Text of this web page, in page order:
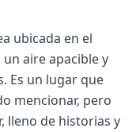
ubicada en el
aire apacible y
Es un lugar que
mencionar, pero
lleno de historias y